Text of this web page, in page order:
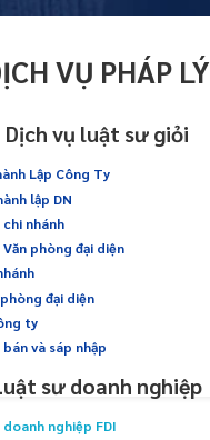
VỤ PHÁP LÝ
Dịch vụ luật sư giỏi
Lập Công Ty
lập DN
nhánh
phòng đại diện
đại diện
ty
bán và sáp nhập
sư doanh nghiệp
nghiệp FDI